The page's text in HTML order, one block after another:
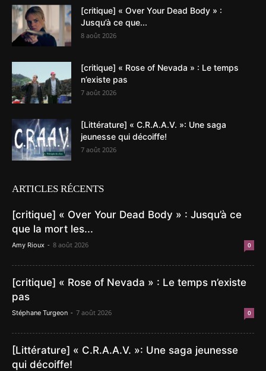
[critique] « Over Your Dead Body » :
Jusqu’à ce que...
8 août 2026
[critique] « Rose of Nevada » : Le temps
n’existe pas
7 août 2026
[Littérature] « C.R.A.A.V. »: Une saga
jeunesse qui décoiffe!
7 août 2026
ARTICLES RÉCENTS
[critique] « Over Your Dead Body » : Jusqu’à ce
que la mort les...
Amy Rioux - 8 août 2026 0
[critique] « Rose of Nevada » : Le temps n’existe
pas
Stéphane Turgeon - 7 août 2026 0
[Littérature] « C.R.A.A.V. »: Une saga jeunesse
qui décoiffe!